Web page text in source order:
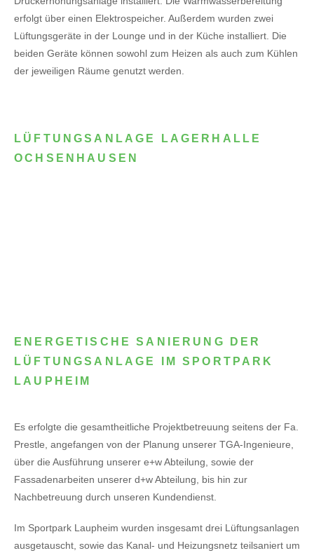
erfolgt über einen Elektrospeicher. Außerdem wurden zwei
Lüftungsgeräte in der Lounge und in der Küche installiert. Die
beiden Geräte können sowohl zum Heizen als auch zum Kühlen
der jeweiligen Räume genutzt werden.
LÜFTUNGSANLAGE LAGERHALLE
OCHSENHAUSEN
ENERGETISCHE SANIERUNG DER
LÜFTUNGSANLAGE IM SPORTPARK
LAUPHEIM
Es erfolgte die gesamtheitliche Projektbetreuung seitens der Fa.
Prestle, angefangen von der Planung unserer TGA-Ingenieure,
über die Ausführung unserer e+w Abteilung, sowie der
Fassadenarbeiten unserer d+w Abteilung, bis hin zur
Nachbetreuung durch unseren Kundendienst.
Im Sportpark Laupheim wurden insgesamt drei Lüftungsanlagen
ausgetauscht, sowie das Kanal- und Heizungsnetz teilsaniert um